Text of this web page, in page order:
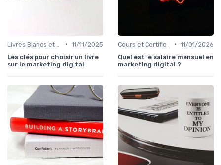
• 11/11/2025
Les clés pour choisir un livre
sur le marketing digital
• 11/01/2026
Quel est le salaire mensuel en
marketing digital ?